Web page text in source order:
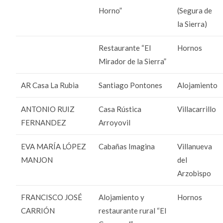
Horno”
(Segura de
la Sierra)
Restaurante “El
Mirador de la Sierra”
Hornos
AR Casa La Rubia Santiago Pontones Alojamiento
ANTONIO RUIZ
FERNANDEZ
Casa Rústica
Arroyovil
Villacarrillo
EVA MARÍA LÓPEZ
MANJON
Cabañas Imagina
Villanueva
del
Arzobispo
FRANCISCO JOSÉ
CARRIÓN
Alojamiento y
restaurante rural “El
Hornos